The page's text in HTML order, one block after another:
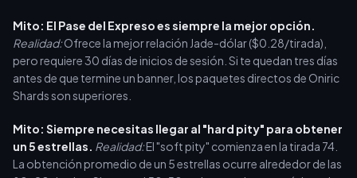
Mito: El Pase del Expreso es siempre la mejor opción.
Realidad:Ofrece la mejor relación Jade-dólar ($0.28/tirada),
pero requiere 30 días de inicios de sesión. Si te quedan tres días
antes de que termine un banner, los paquetes directos de Oniric
Shards son superiores.
Mito: Siempre necesitas llegar al "hard pity" para obtener
un 5 estrellas. Realidad:El "soft pity" comienza en la tirada 74.
La obtención promedio de un 5 estrellas ocurre alrededor de las